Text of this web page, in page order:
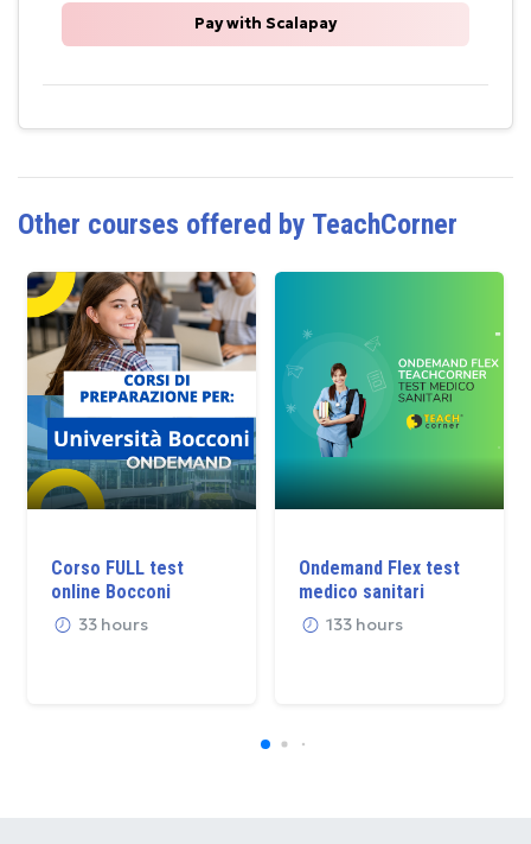
Pay with Scalapay
Other courses offered by TeachCorner
Corso FULL test
online Bocconi
33 hours
Ondemand Flex test
medico sanitari
133 hours